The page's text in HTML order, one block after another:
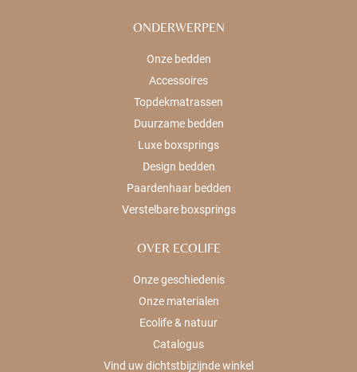
ONDERWERPEN
Onze bedden
Accessoires
Topdekmatrassen
Duurzame bedden
Luxe boxsprings
Design bedden
Paardenhaar bedden
Verstelbare boxsprings
OVER ECOLIFE
Onze geschiedenis
Onze materialen
Ecolife & natuur
Catalogus
Vind uw dichtstbijzijnde winkel